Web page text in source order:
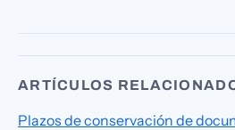
ARTÍCULOS
Plazos de conservación de